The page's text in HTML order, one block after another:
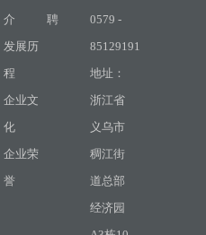
介
发展历
程
企业文
化
企业荣
誉
聘
0579 -
85129191
地址：
浙江省
义乌市
稠江街
道总部
经济园